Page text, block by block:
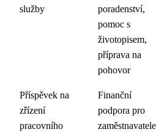
služby
poradenství,
pomoc s
životopisem,
příprava na
pohovor
Příspěvek na
zřízení
pracovního
Finanční
podpora pro
zaměstnavatele